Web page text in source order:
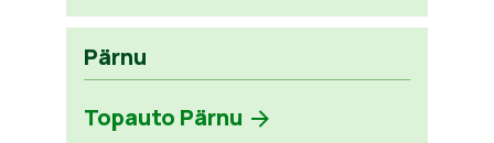
Pärnu
Topauto Pärnu